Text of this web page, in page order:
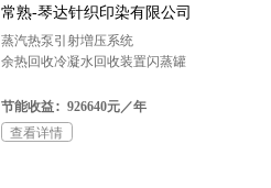
常熟-琴达针织印染有限公司
蒸汽热泵引射増压系统
余热回收冷凝水回收装置闪蒸罐
节能收益：926640元／年
查看详情